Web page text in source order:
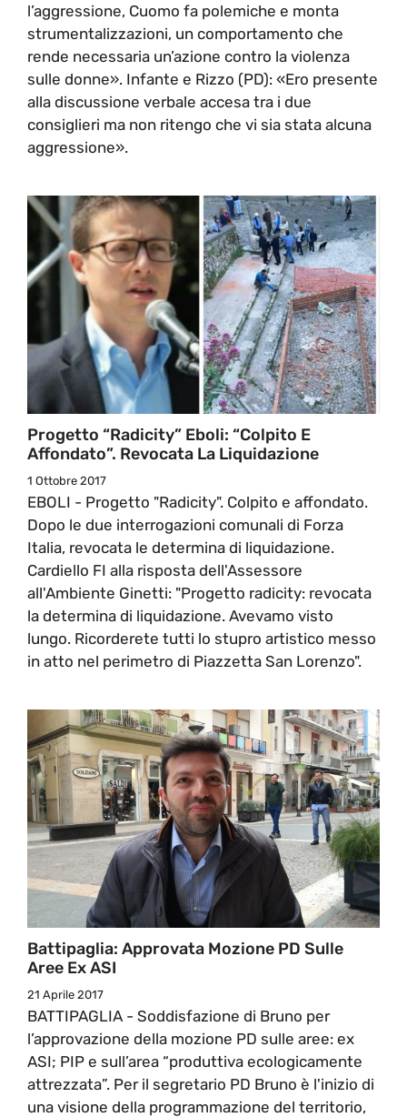
l’aggressione, Cuomo fa polemiche e monta
strumentalizzazioni, un comportamento che
rende necessaria un’azione contro la violenza
sulle donne». Infante e Rizzo (PD): «Ero presente
alla discussione verbale accesa tra i due
consiglieri ma non ritengo che vi sia stata alcuna
aggressione».
Progetto “Radicity” Eboli: “Colpito E
Affondato”. Revocata La Liquidazione
1 Ottobre 2017
EBOLI - Progetto "Radicity". Colpito e affondato.
Dopo le due interrogazioni comunali di Forza
Italia, revocata le determina di liquidazione.
Cardiello FI alla risposta dell'Assessore
all'Ambiente Ginetti: "Progetto radicity: revocata
la determina di liquidazione. Avevamo visto
lungo. Ricorderete tutti lo stupro artistico messo
in atto nel perimetro di Piazzetta San Lorenzo".
Battipaglia: Approvata Mozione PD Sulle
Aree Ex ASI
21 Aprile 2017
BATTIPAGLIA - Soddisfazione di Bruno per
l’approvazione della mozione PD sulle aree: ex
ASI; PIP e sull’area “produttiva ecologicamente
attrezzata”. Per il segretario PD Bruno è l'inizio di
una visione della programmazione del territorio,